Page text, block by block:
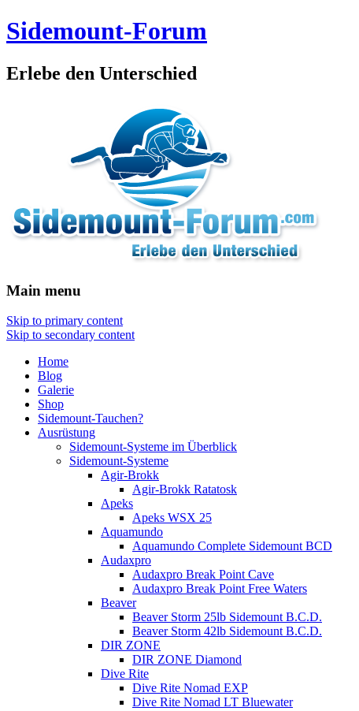
Sidemount-Forum
Erlebe den Unterschied
Main menu
Skip to primary content
Skip to secondary content
Home
Blog
Galerie
Shop
Sidemount-Tauchen?
Ausrüstung
Sidemount-Systeme im Überblick
Sidemount-Systeme
Agir-Brokk
Agir-Brokk Ratatosk
Apeks
Apeks WSX 25
Aquamundo
Aquamundo Complete Sidemount BCD
Audaxpro
Audaxpro Break Point Cave
Audaxpro Break Point Free Waters
Beaver
Beaver Storm 25lb Sidemount B.C.D.
Beaver Storm 42lb Sidemount B.C.D.
DIR ZONE
DIR ZONE Diamond
Dive Rite
Dive Rite Nomad EXP
Dive Rite Nomad LT Bluewater